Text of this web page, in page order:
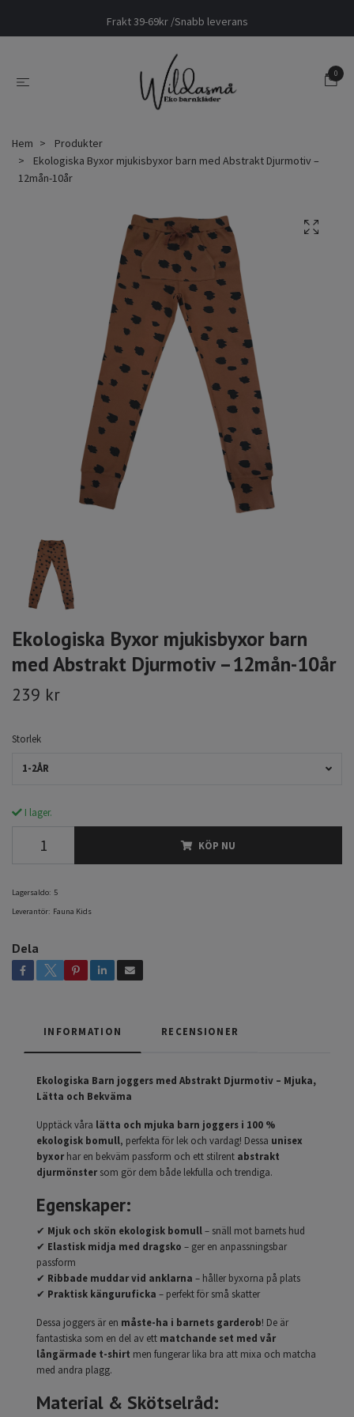
Frakt 39-69kr /Snabb leverans
0
Hem
Produkter
Ekologiska Byxor mjukisbyxor barn med Abstrakt Djurmotiv –
12mån-10år
Ekologiska Byxor mjukisbyxor barn
med Abstrakt Djurmotiv –12mån-10år
239 kr
Storlek
1-2ÅR
I lager.
KÖP NU
Lagersaldo: 5
Leverantör: Fauna Kids
Dela
INFORMATION RECENSIONER
Ekologiska Barn joggers med Abstrakt Djurmotiv – Mjuka,
Lätta och Bekväma
Upptäck våra lätta och mjuka barn joggers i 100 %
ekologisk bomull, perfekta för lek och vardag! Dessa unisex
byxor har en bekväm passform och ett stilrent abstrakt
djurmönster som gör dem både lekfulla och trendiga.
Egenskaper:
✔ Mjuk och skön ekologisk bomull– snäll mot barnets hud
✔ Elastisk midja med dragsko – ger en anpassningsbar
passform
✔ Ribbade muddar vid anklarna – håller byxorna på plats
✔ Praktisk känguruficka – perfekt för små skatter
Dessa joggers är en måste-ha i barnets garderob! De är
fantastiska som en del av ett matchande set med vår
långärmade t-shirt men fungerar lika bra att mixa och matcha
med andra plagg.
Material & Skötselråd: